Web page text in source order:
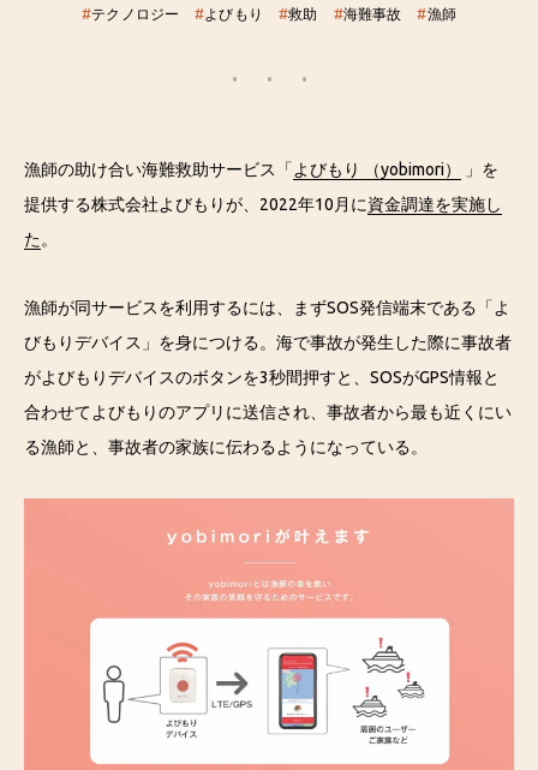
#テクノロジー #よびもり #救助 #海難事故 #漁師
漁師の助け合い海難救助サービス「 よびもり （yobimori）
」を
提供する株式会社よびもりが、2022年10月に資金調達を実施し
た。
漁師が同サービスを利用するには、まずSOS発信端末である「よ
びもりデバイス」を身につける。海で事故が発生した際に事故者
がよびもりデバイスのボタンを3秒間押すと、SOSがGPS情報と
合わせてよびもりのアプリに送信され、事故者から最も近くにい
る漁師と、事故者の家族に伝わるようになっている。